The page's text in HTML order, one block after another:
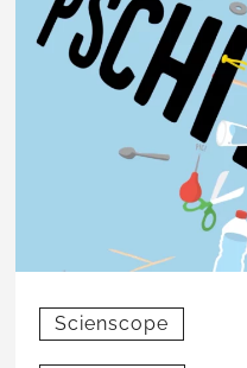
Scienscope